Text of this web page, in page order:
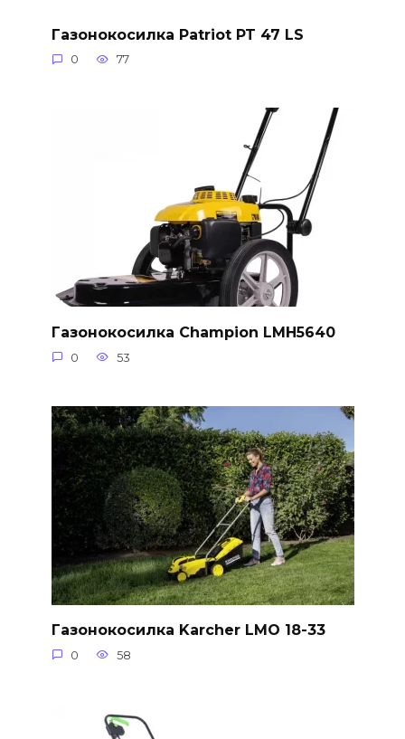
Газонокосилка Patriot PT 47 LS
0 77
Газонокосилка Champion LMH5640
0 53
Газонокосилка Karcher LMO 18-33
0 58